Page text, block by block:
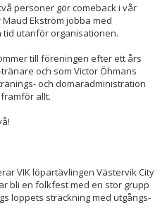
personer gör comeback i vår
Ekström jobba med
utanför organisationen.
till föreningen efter ett års
och som Victor Öhmans
och domaradministration
allt.
VIK löpartävlingen Västervik City
bli en folkfest med en stor grupp
loppets sträckning med utgångs-